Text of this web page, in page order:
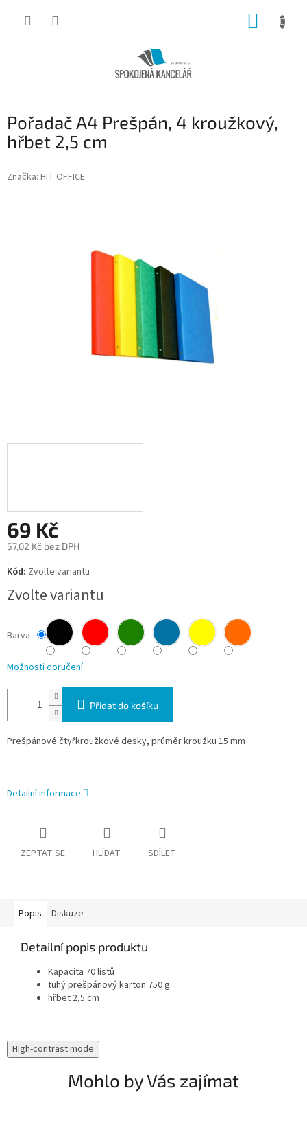
Pořadač A4 Prešpán, 4 kroužkový,
hřbet 2,5 cm
Značka: HIT OFFICE
69 Kč
57,02 Kč bez DPH
Měrná
cena:
Kód: Zvolte variantu
Zvolte variantu
Barva
Možnosti doručení
Přidat do košíku
Prešpánové čtyřkroužkové desky, průměr kroužku 15 mm
Detailní informace
ZEPTAT SE HLÍDAT SDÍLET
Popis Diskuze
Detailní popis produktu
Kapacita 70 listů
tuhý prešpánový karton 750 g
hřbet 2,5 cm
High-contrast mode
Mohlo by Vás zajímat